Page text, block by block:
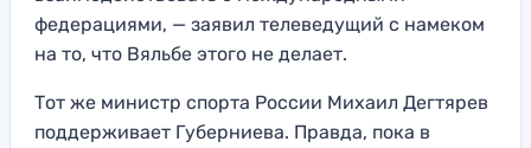
федерациями, — заявил телеведущий с намеком
на то, что Вяльбе этого не делает.
Тот же министр спорта России Михаил Дегтярев
поддерживает Губерниева. Правда, пока в